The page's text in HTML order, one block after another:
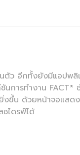
ตัว อีกทั้งยังมีแอปพลิ
การทำงาน FACT*
งขึ้น ด้วยหน้าจอแสด
ไดรฟ์ได้